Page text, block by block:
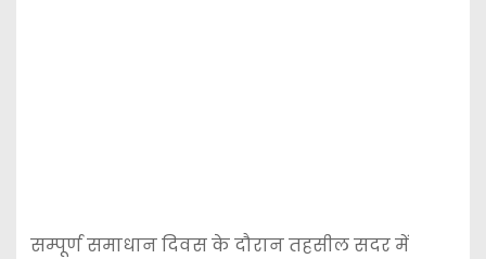
सम्पूर्ण समाधान दिवस के दौरान तहसील सदर में